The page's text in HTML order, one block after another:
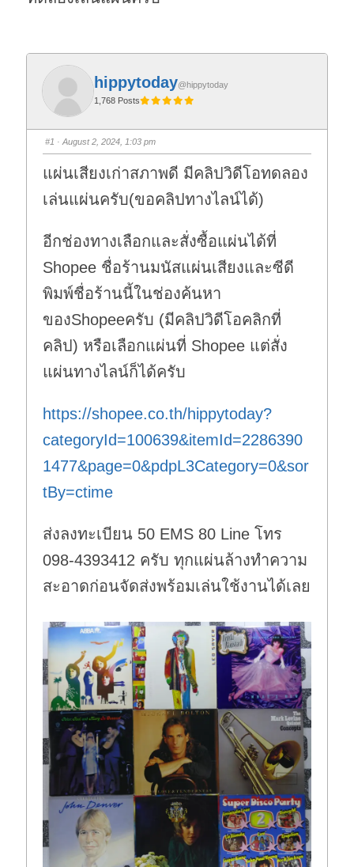
hippytoday@hippytoday
1,768 Posts
#1 · August 2, 2024, 1:03 pm
แผ่นเสียงเก่าสภาพดี มีคลิปวิดีโอทดลอง
เล่นแผ่นครับ(ขอคลิปทางไลน์ได้)
อีกช่องทางเลือกและสั่งซื้อแผ่นได้ที่
Shopee ชื่อร้านมนัสแผ่นเสียงและซีดี
พิมพ์ชื่อร้านนี้ในช่องค้นหา
ของShopeeครับ (มีคลิปวิดีโอคลิกที่
คลิป) หรือเลือกแผ่นที่ Shopee แต่สั่ง
แผ่นทางไลน์ก็ได้ครับ
https://shopee.co.th/hippytoday?
categoryId=100639&itemId=2286390
1477&page=0&pdpL3Category=0&sor
tBy=ctime
ส่งลงทะเบียน 50 EMS 80 Line โทร
098-4393412 ครับ ทุกแผ่นล้างทำความ
สะอาดก่อนจัดส่งพร้อมเล่นใช้งานได้เลย